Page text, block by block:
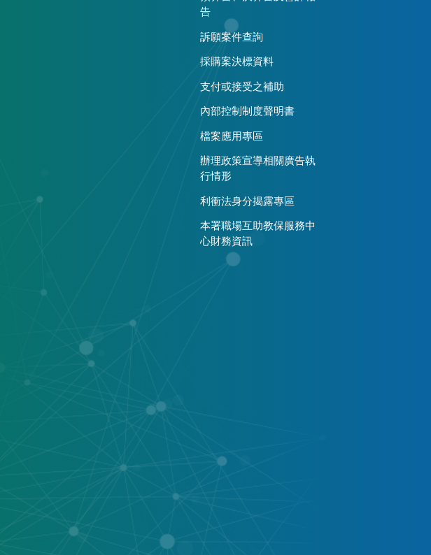
告
訴願案件查詢
採購案決標資料
支付或接受之補助
內部控制制度聲明書
檔案應用專區
辦理政策宣導相關廣告執
行情形
利衝法身分揭露專區
本署職場互助教保服務中
心財務資訊